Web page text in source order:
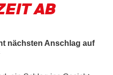
AB
nächsten Anschlag auf